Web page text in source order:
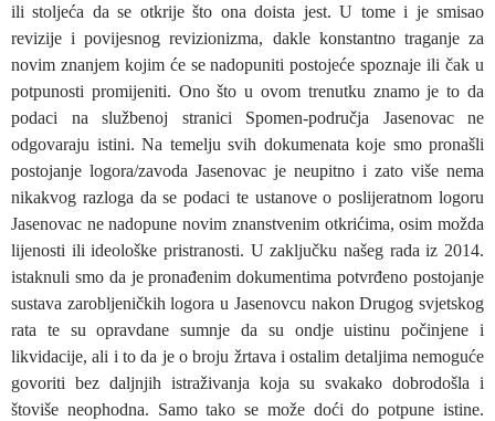
ili stoljeća da se otkrije što ona doista jest. U tome i je smisao
revizije i povijesnog revizionizma, dakle konstantno traganje za
novim znanjem kojim će se nadopuniti postojeće spoznaje ili čak u
potpunosti promijeniti. Ono što u ovom trenutku znamo je to da
podaci na službenoj stranici Spomen-područja Jasenovac ne
odgovaraju istini. Na temelju svih dokumenata koje smo pronašli
postojanje logora/zavoda Jasenovac je neupitno i zato više nema
nikakvog razloga da se podaci te ustanove o poslijeratnom logoru
Jasenovac ne nadopune novim znanstvenim otkrićima, osim možda
lijenosti ili ideološke pristranosti. U zaključku našeg rada iz 2014.
istaknuli smo da je pronađenim dokumentima potvrđeno postojanje
sustava zarobljeničkih logora u Jasenovcu nakon Drugog svjetskog
rata te su opravdane sumnje da su ondje uistinu počinjene i
likvidacije, ali i to da je o broju žrtava i ostalim detaljima nemoguće
govoriti bez daljnjih istraživanja koja su svakako dobrodošla i
štoviše neophodna. Samo tako se može doći do potpune istine.